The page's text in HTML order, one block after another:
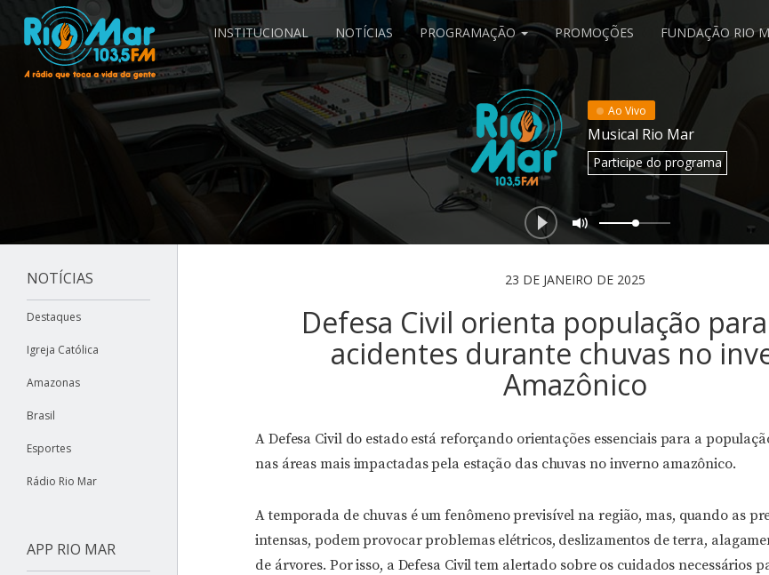
INSTITUCIONAL NOTÍCIAS PROGRAMAÇÃO PROMOÇÕES FUNDAÇÃO RIO
Ao Vivo
Musical Rio Mar
Participedo programa
NOTÍCIAS
Destaques
Igreja Católica
Amazonas
Brasil
Esportes
Rádio Rio Mar
APP RIO MAR
23 DE JANEIRO DE 2025
Defesa Civil orienta população
acidentes durante chuvas no
Amazônico
A Defesa Civil do estado está reforçando orientações essenciais para a
nas áreas mais impactadas pela estação das chuvas no inverno amazônico.
A temporada de chuvas é um fenômeno previsível na região, mas, quando as
intensas, podem provocar problemas elétricos, deslizamentos de terra,
de árvores. Por isso, a Defesa Civil tem alertado sobre os cuidados necessários